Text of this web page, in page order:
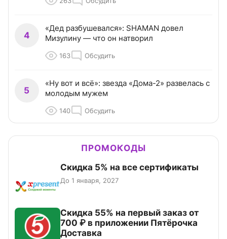
4
«Дед разбушевался»: SHAMAN довел
Мизулину — что он натворил
163 Обсудить
5
«Ну вот и всё»: звезда «Дома-2» развелась с
молодым мужем
140 Обсудить
ПРОМОКОДЫ
Скидка 5% на все сертификаты
До 1 января, 2027
Скидка 55% на первый заказ от
700 ₽ в приложении Пятёрочка
Доставка